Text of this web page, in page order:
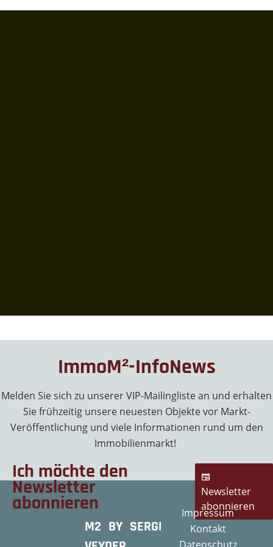
ImmoM²-InfoNews
Melden Sie sich zu unserer VIP-Mailingliste an und erhalten
Sie frühzeitig unsere neuesten Objekte vor Markt-
Veröffentlichung und viele Informationen rund um den
Immobilienmarkt!
Ich möchte den
Newsletter
abonnieren
Newsletter
abonnieren
M2 BY SERGE
Impressum
Kontakt